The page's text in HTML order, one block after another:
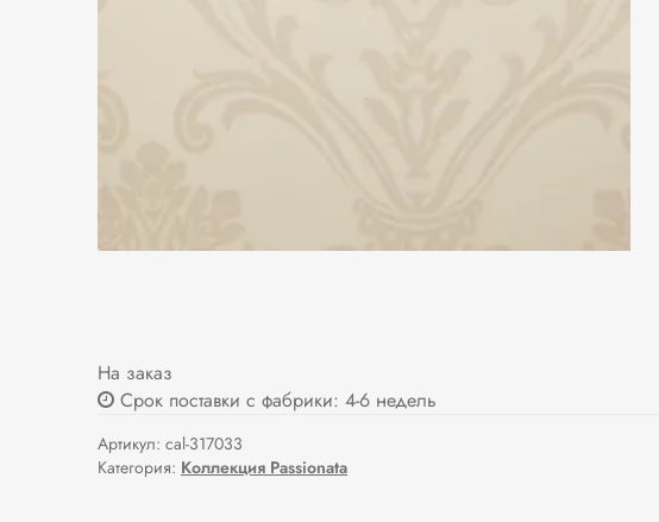
На заказ
Срок поставки с фабрики: 4-6 недель
Артикул: cal-317033
Категория: Коллекция Passionata